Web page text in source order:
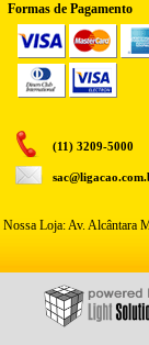
Formas de Pagamento
(11) 3209-5000
Nossa Loja: Av. Alcântara